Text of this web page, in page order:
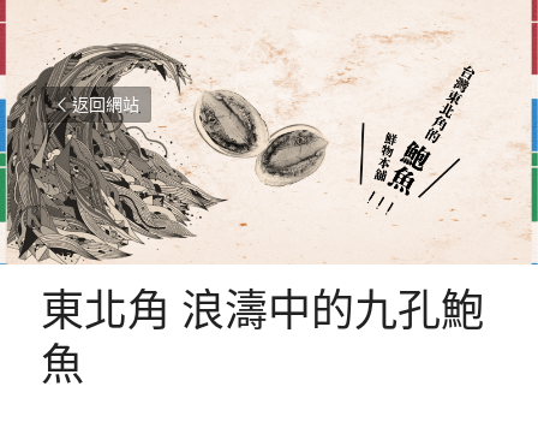
返回網站
東北角 浪濤中的九孔鮑
魚